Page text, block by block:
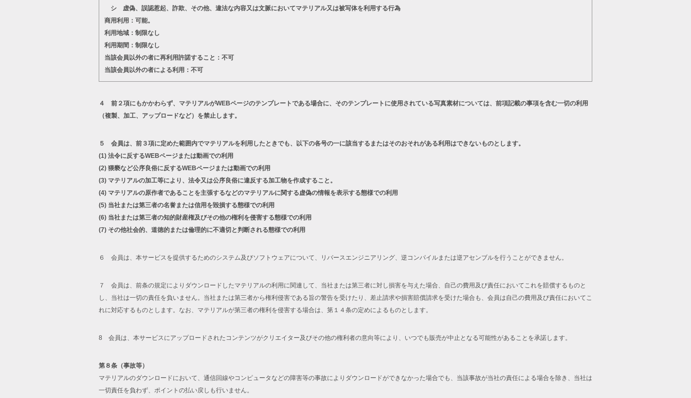
シ 虚偽、誤認惹起、詐欺、その他、違法な内容又は文脈においてマテリアル又は被写体を利用する行為
商用利用：可能。
利用地域：制限なし
利用期間：制限なし
当該会員以外の者に再利用許諾すること：不可
当該会員以外の者による利用：不可
４ 前２項にもかかわらず、マテリアルがWEBページのテンプレートである場合に、そのテンプレートに使用されている写真素材については、前項記載の事項を含む一切の利用
（複製、加工、アップロードなど）を禁止します。
５ 会員は、前３項に定めた範囲内でマテリアルを利用したときでも、以下の各号の一に該当するまたはそのおそれがある利用はできないものとします。
(1) 法令に反するWEBページまたは動画での利用
(2) 猥褻など公序良俗に反するWEBページまたは動画での利用
(3) マテリアルの加工等により、法令又は公序良俗に違反する加工物を作成すること。
(4) マテリアルの原作者であることを主張するなどのマテリアルに関する虚偽の情報を表示する態様での利用
(5) 当社または第三者の名誉または信用を毀損する態様での利用
(6) 当社または第三者の知的財産権及びその他の権利を侵害する態様での利用
(7) その他社会的、道徳的または倫理的に不適切と判断される態様での利用
６ 会員は、本サービスを提供するためのシステム及びソフトウェアについて、リバースエンジニアリング、逆コンパイルまたは逆アセンブルを行うことができません。
７ 会員は、前条の規定によりダウンロードしたマテリアルの利用に関連して、当社または第三者に対し損害を与えた場合、自己の費用及び責任においてこれを賠償するものと
し、当社は一切の責任を負いません。当社または第三者から権利侵害である旨の警告を受けたり、差止請求や損害賠償請求を受けた場合も、会員は自己の費用及び責任においてこ
れに対応するものとします。なお、マテリアルが第三者の権利を侵害する場合は、第１４条の定めによるものとします。
8 会員は、本サービスにアップロードされたコンテンツがクリエイター及びその他の権利者の意向等により、いつでも販売が中止となる可能性があることを承諾します。
第８条（事故等）
マテリアルのダウンロードにおいて、通信回線やコンピュータなどの障害等の事故によりダウンロードができなかった場合でも、当該事故が当社の責任による場合を除き、当社は
一切責任を負わず、ポイントの払い戻しも行いません。